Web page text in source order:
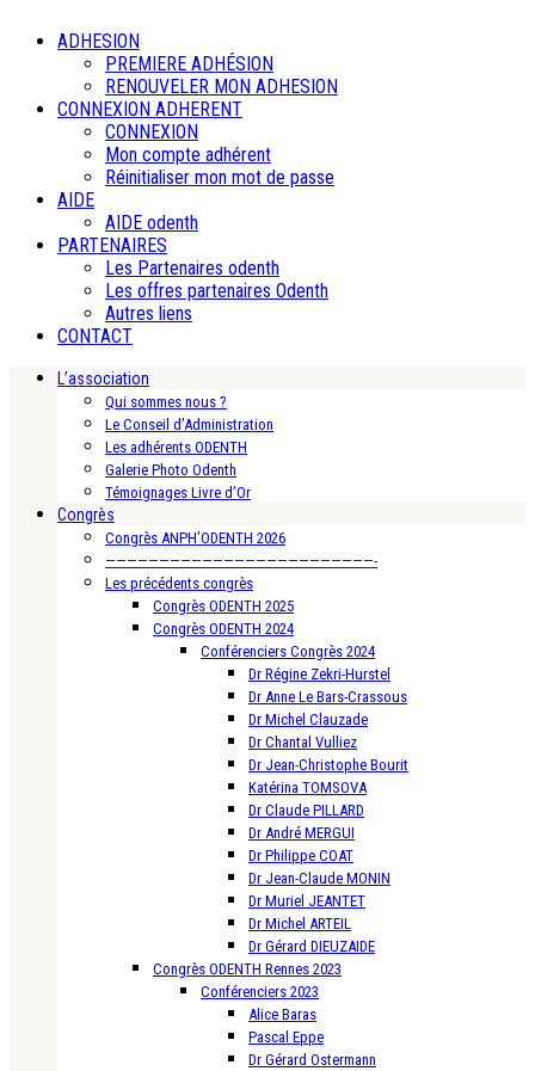
ADHESION
PREMIERE ADHÉSION
RENOUVELER MON ADHESION
CONNEXION ADHERENT
CONNEXION
Mon compte adhérent
Réinitialiser mon mot de passe
AIDE
AIDE odenth
PARTENAIRES
Les Partenaires odenth
Les offres partenaires Odenth
Autres liens
CONTACT
L’association
Qui sommes nous ?
Le Conseil d’Administration
Les adhérents ODENTH
Galerie Photo Odenth
Témoignages Livre d’Or
Congrès
Congrès ANPH’ODENTH 2026
—————————————————————————-
Les précédents congrès
Congrès ODENTH 2025
Congrès ODENTH 2024
Conférenciers Congrès 2024
Dr Régine Zekri-Hurstel
Dr Anne Le Bars-Crassous
Dr Michel Clauzade
Dr Chantal Vulliez
Dr Jean-Christophe Bourit
Katérina TOMSOVA
Dr Claude PILLARD
Dr André MERGUI
Dr Philippe COAT
Dr Jean-Claude MONIN
Dr Muriel JEANTET
Dr Michel ARTEIL
Dr Gérard DIEUZAIDE
Congrès ODENTH Rennes 2023
Conférenciers 2023
Alice Baras
Pascal Eppe
Dr Gérard Ostermann